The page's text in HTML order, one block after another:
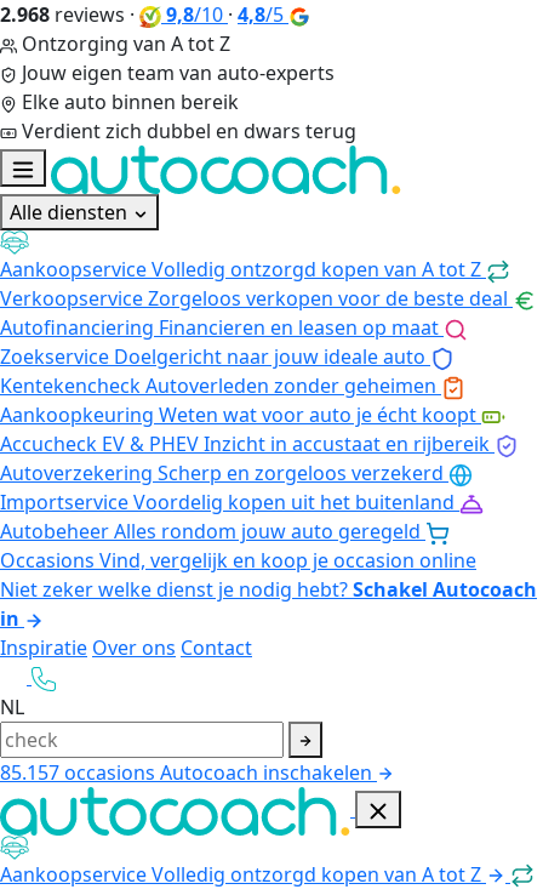
2.968 reviews · 9,8/10 · 4,8/5
Ontzorging van A tot Z
Jouw eigen team van auto-experts
Elke auto binnen bereik
Verdient zich dubbel en dwars terug
Alle diensten
AankoopserviceVolledig ontzorgd kopen van A tot Z
VerkoopserviceZorgeloos verkopen voor de beste deal
Autofinanciering Financieren en leasen op maat
Zoekservice Doelgericht naar jouw ideale auto
KentekencheckAutoverleden zonder geheimen
Aankoopkeuring Weten wat voor auto je écht koopt
Accucheck EV & PHEVInzicht in accustaat en rijbereik
Autoverzekering Scherp en zorgeloos verzekerd
ImportserviceVoordelig kopen uit het buitenland
AutobeheerAlles rondom jouw auto geregeld
Occasions Vind, vergelijk en koop je occasion online
Niet zeker welke dienst je nodig hebt?Schakel Autocoach
in
Inspiratie Over ons Contact
NL
85.157occasions Autocoach inschakelen
AankoopserviceVolledig ontzorgd kopen van A tot Z